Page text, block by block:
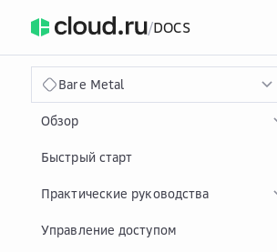
/DOCS
Bare Metal
Обзор
Быстрый старт
Практические руководства
Управление доступом